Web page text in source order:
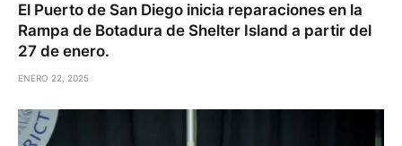
El Puerto de San Diego inicia reparaciones en la
Rampa de Botadura de Shelter Island a partir del
27 de enero.
ENERO 22, 2025